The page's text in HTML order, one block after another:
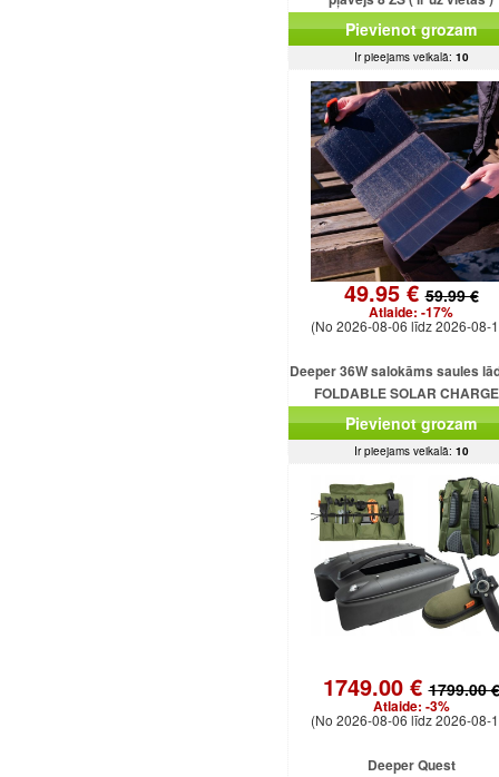
Pievienot grozam
Ir pieejams veikalā: 10
49.95 €59.99 €
Atlaide: -17%
(No 2026-08-06 līdz 2026-08-
Deeper 36W salokāms saules
FOLDABLE SOLAR
DEEPER 36W
Pievienot grozam
Ir pieejams veikalā: 10
1749.00 €1799.00 €
Atlaide: -3%
(No 2026-08-06 līdz 2026-08-
Deeper Quest